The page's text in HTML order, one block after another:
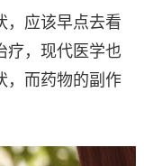
，应该早点去看
疗，现代医学也
，而药物的副作